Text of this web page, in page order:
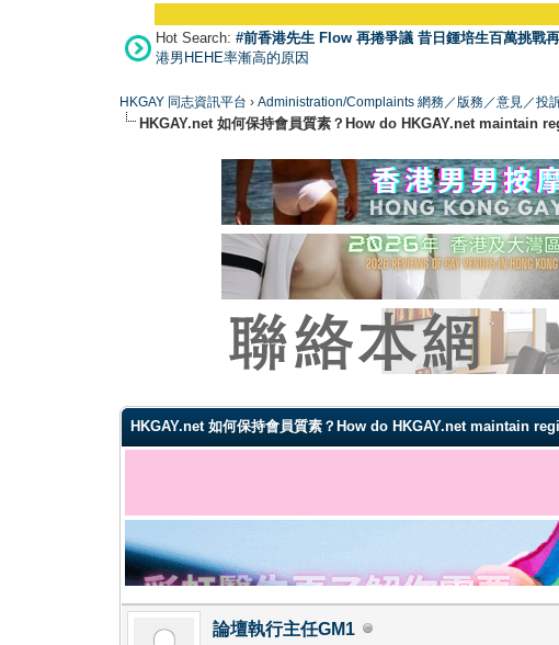
Hot Search: #前香港先生 Flow 再捲爭議 昔日鍾培生百萬挑戰
港男HEHE率漸高的原因
HKGAY 同志資訊平台 ›Administration/Complaints 網務／版務／意見／投
HKGAY.net 如何保持會員質素？How do HKGAY.net maintain
HKGAY.net 如何保持會員質素？How do HKGAY.net maintain
論壇執行主任GM1